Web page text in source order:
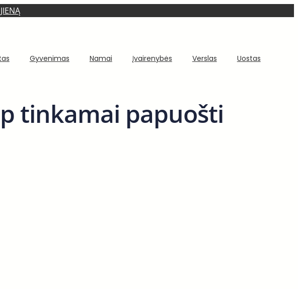
Gyvenimas Namai Įvairenybės Verslas Uostas
tinkamai papuošti